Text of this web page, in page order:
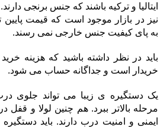
ایتالیا و ترکیه باشند که جنس برنجی دارند.
نیز در بازار موجود است که قیمت پایین
به پای کیفیت جنس خارجی نمی رسند.
باید در نظر داشته باشید که هزینه
خریدار است و جداگانه حساب می شود.
یک دستگیره ی زیبا می تواند جلوی
مرحله بالاتر ببرد. هم چنین لولا و قفل
ایمنی و امنیت درب دارند. باید